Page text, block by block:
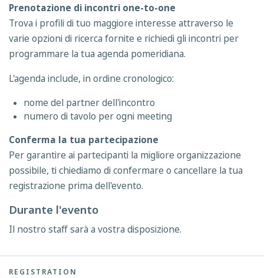
Prenotazione di incontri one-to-one
Trova i profili di tuo maggiore interesse attraverso le
varie opzioni di ricerca fornite e richiedi gli incontri per
programmare la tua agenda pomeridiana.
L'agenda include, in ordine cronologico:
nome del partner dell'incontro
numero di tavolo per ogni meeting
Conferma la tua partecipazione
Per garantire ai partecipanti la migliore organizzazione
possibile, ti chiediamo di confermare o cancellare la tua
registrazione prima dell'evento.
Durante l'evento
Il nostro staff sarà a vostra disposizione.
REGISTRATION